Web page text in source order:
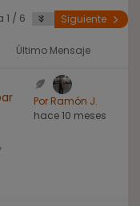
1 / 6 Siguiente
Último Mensaje
,
Por Ramón J.
hace 10 meses